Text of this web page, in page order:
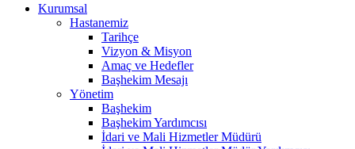
Kurumsal
Hastanemiz
Tarihçe
Vizyon & Misyon
Amaç ve Hedefler
Başhekim Mesajı
Yönetim
Başhekim
Başhekim Yardımcısı
İdari ve Mali Hizmetler Müdürü